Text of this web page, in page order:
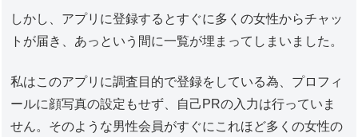
しかし、アプリに登録するとすぐに多くの女性からチャッ
トが届き、あっという間に一覧が埋まってしまいました。
私はこのアプリに調査目的で登録をしている為、プロフィ
ールに顔写真の設定もせず、自己PRの入力は行っていま
せん。そのような男性会員がすぐにこれほど多くの女性の